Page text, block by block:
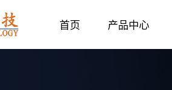
首页 产品中心